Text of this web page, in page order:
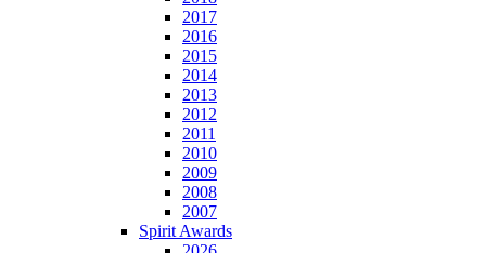
2017
2016
2015
2014
2013
2012
2011
2010
2009
2008
2007
Spirit Awards